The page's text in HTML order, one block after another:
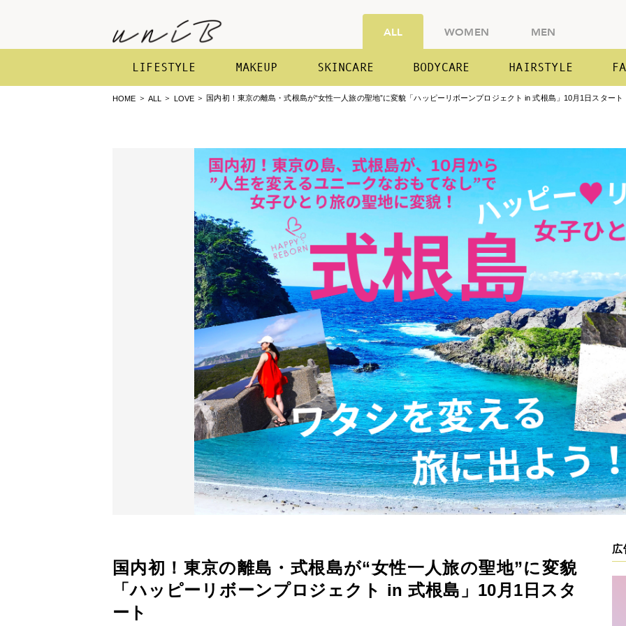
ALL WOMEN MEN
LIFESTYLE MAKEUP SKINCARE BODYCARE HAIRSTYLE
HOME ALL LOVE 国内初！東京の離島・式根島が“女性一人旅の聖地”に変貌「ハッピーリボーンプロジェクト in 式根島」10月1日スタート
国内初！東京の離島・式根島が“女性一人旅の聖地”に変貌
「ハッピーリボーンプロジェクト in 式根島」10月1日スタ
ート
広